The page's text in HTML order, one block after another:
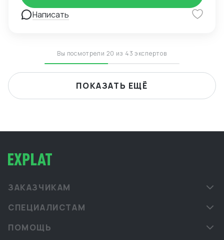
Написать
Вы посмотрели 20 из 43 экспертов
ПОКАЗАТЬ ЕЩЁ
ЗАКАЗЧИКАМ
СПЕЦИАЛИСТАМ
ПОМОЩЬ